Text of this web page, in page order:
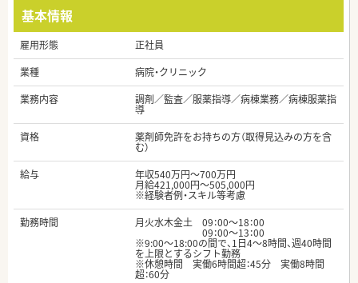
基本情報
雇用形態
正社員
業種
病院・クリニック
業務内容
調剤／監査／服薬指導／病棟業務／病棟服薬指
導
資格
薬剤師免許をお持ちの方（取得見込みの方を含
む）
給与
年収540万円～700万円
月給421,000円～505,000円
※経験者例・スキル等考慮
勤務時間
月火水木金土 09：00～18：00
09：00～13：00
※9:00～18:00の間で、1日4～8時間、週40時間
を上限とするシフト勤務
※休憩時間 実働6時間超：45分 実働8時間
超：60分